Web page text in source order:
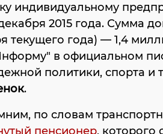
индивидуальному
2015 года. Сумма
текущего года) — 1,4
в официальном
политики, спорта и
.
по словам
пенсионер,